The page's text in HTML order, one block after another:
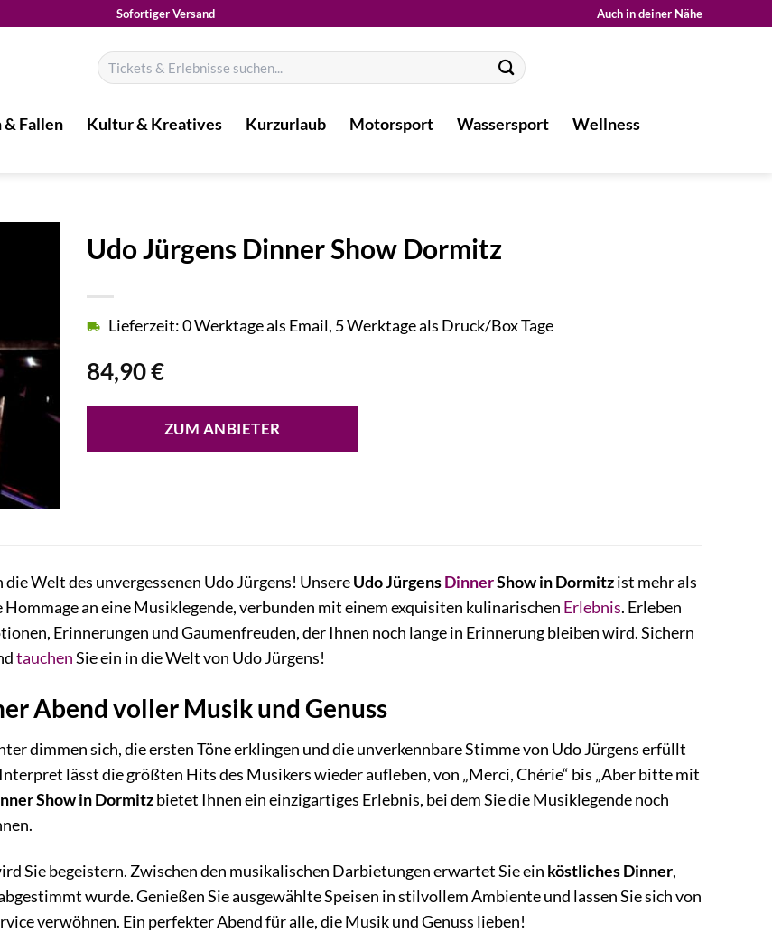
Sofortiger Versand Auch in deiner Nähe
Suchen
nach:
& Fallen Kultur & Kreatives Kurzurlaub Motorsport Wassersport
Wellness
Udo Jürgens Dinner Show Dormitz
84,90€
Lieferzeit: 0 Werktage als Email, 5 Werktage als Druck/Box Tage
ZUM ANBIETER
die Welt des unvergessenen Udo Jürgens! UnsereUdo JürgensDinnerShow in Dormitzist mehr als
Hommage an eine Musiklegende, verbunden mit einem exquisiten kulinarischen Erlebnis. Erleben
Erinnerungen und Gaumenfreuden, der Ihnen noch lange in Erinnerung bleiben wird. Sichern
tauchenSie ein in die Welt von Udo Jürgens!
Abend voller Musik und Genuss
dimmen sich, die ersten Töne erklingen und die unverkennbare Stimme von Udo Jürgens erfüllt
lässt die größten Hits des Musikers wieder aufleben, von „Merci, Chérie“ bis „Aber bitte mit
Show in Dormitzbietet Ihnen ein einzigartiges Erlebnis, bei dem Sie die Musiklegende noch
Sie begeistern. Zwischen den musikalischen Darbietungen erwartet Sie ein köstliches Dinner,
wurde. Genießen Sie ausgewählte Speisen in stilvollem Ambiente und lassen Sie sich von
verwöhnen. Ein perfekter Abend für alle, die Musik und Genuss lieben!